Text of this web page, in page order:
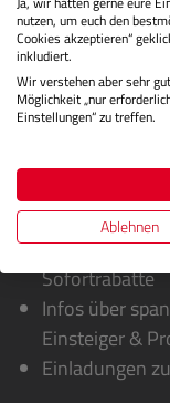
Sie erhalten von
Exklusive
Sofortrabatte
Infos über
Einsteiger &
Einladungen
nutzen, um euch den
Cookies akzeptieren“
inkludiert.
Wir verstehen aber sehr
Möglichkeit „nur
Einstellungen“ zu treffen.
Ablehnen